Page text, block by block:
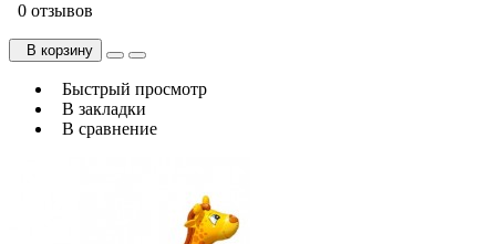
0 отзывов
В корзину
Быстрый просмотр
В закладки
В сравнение